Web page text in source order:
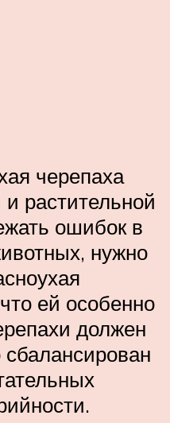
черепаха
растительной
ошибок в
нужно
ей особенно
должен